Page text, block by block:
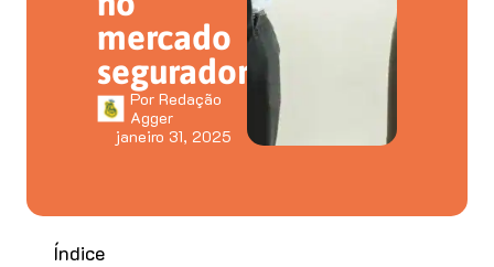
mercado
segurador
Por Redação
Agger
janeiro 31, 2025
Índice